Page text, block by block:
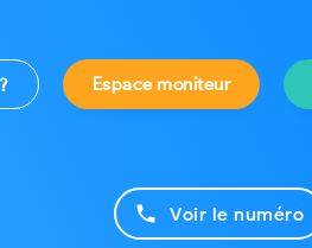
Espace moniteur
phone Voir le numéro